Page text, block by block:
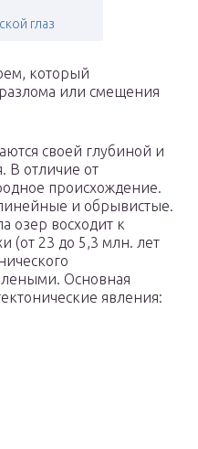
глаз
который
или смещения
своей глубиной и
В отличие от
происхождение.
и обрывистые.
озер восходит к
(от 23 до 5,3 млн. лет
Основная
явления: